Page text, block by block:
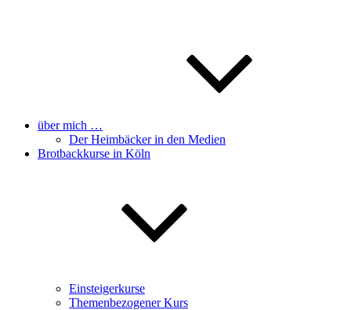
über mich …
Der Heimbäcker in den Medien
Brotbackkurse in Köln
Einsteigerkurse
Themenbezogener Kurs